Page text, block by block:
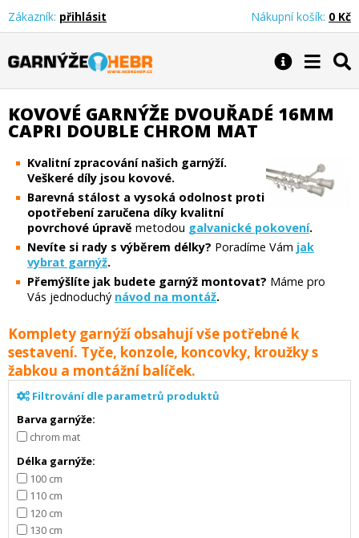
Garnýže Hebr
Zákazník: přihlásit Nákupní košík: 0 Kč
KOVOVÉ GARNÝŽE DVOUŘADÉ 16MM
CAPRI DOUBLE CHROM MAT
Kvalitní zpracování našich garnýží.
Veškeré díly jsou kovové.
Barevná stálost a vysoká odolnost proti
opotřebení zaručena díky kvalitní
povrchové úpravě metodou galvanické pokovení.
Nevíte si rady s výběrem délky? Poradíme Vám jak
vybrat garnýž.
Přemýšlíte jak budete garnýž montovat? Máme pro
Vás jednoduchý návod na montáž.
Komplety garnýží obsahují vše potřebné k
sestavení. Tyče, konzole, koncovky, kroužky s
žabkou a montážní balíček.
Filtrování dle parametrů produktů
Barva garnýže:
chrom mat
Délka garnýže:
100 cm
110 cm
120 cm
130 cm